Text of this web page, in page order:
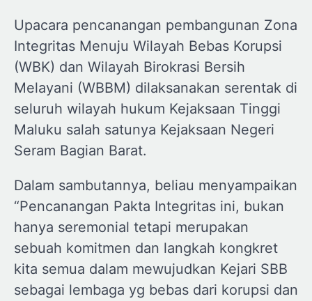
Upacara pencanangan pembangunan Zona
Integritas Menuju Wilayah Bebas Korupsi
(WBK) dan Wilayah Birokrasi Bersih
Melayani (WBBM) dilaksanakan serentak di
seluruh wilayah hukum Kejaksaan Tinggi
Maluku salah satunya Kejaksaan Negeri
Seram Bagian Barat.
Dalam sambutannya, beliau menyampaikan
“Pencanangan Pakta Integritas ini, bukan
hanya seremonial tetapi merupakan
sebuah komitmen dan langkah kongkret
kita semua dalam mewujudkan Kejari SBB
sebagai lembaga yg bebas dari korupsi dan